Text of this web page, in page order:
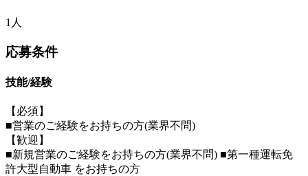
1人
応募条件
技能/経験
【必須】
■営業のご経験をお持ちの方(業界不問)
【歓迎】
■新規営業のご経験をお持ちの方(業界不問) ■第一種運転免
許大型自動車 をお持ちの方